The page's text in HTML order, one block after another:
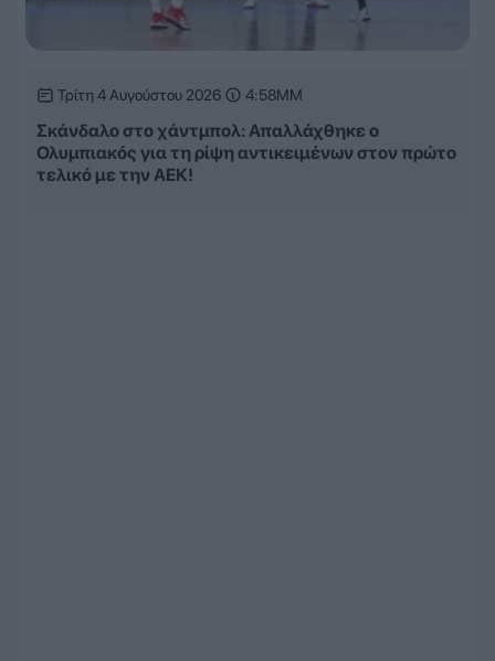
Τρίτη 4 Αυγούστου 2026 4:58ΜΜ
Σκάνδαλο στο χάντμπολ: Απαλλάχθηκε ο
Ολυμπιακός για τη ρίψη αντικειμένων στον πρώτο
τελικό με την ΑΕΚ!